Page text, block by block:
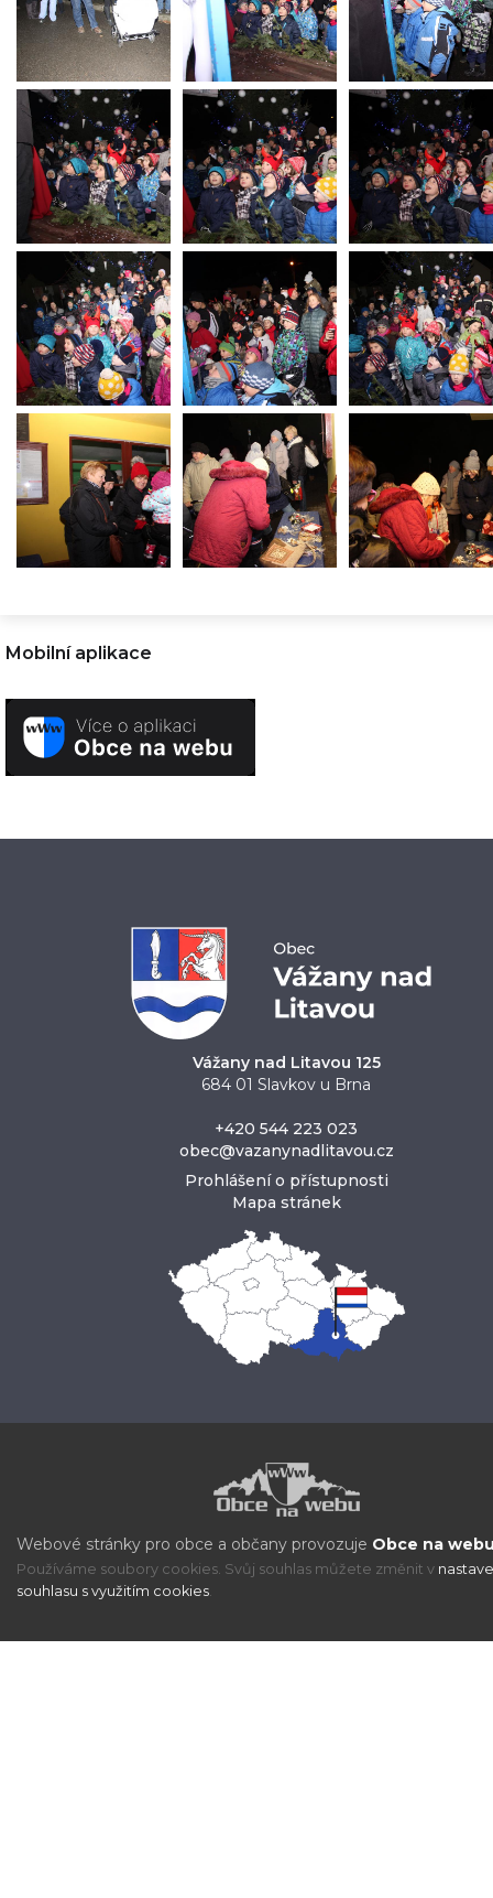
Mobilní aplikace
Vážany nad Litavou 125
684 01 Slavkov u Brna
+420 544 223 023
obec@vazanynadlitavou.cz
Prohlášení o přístupnosti
Mapa stránek
Webové stránky pro obce a občany provozuje Obce na
Používáme soubory cookies. Svůj souhlas můžete změnit v
souhlasu s využitím cookies.